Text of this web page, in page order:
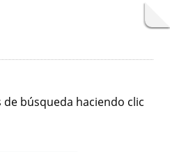
búsqueda haciendo clic